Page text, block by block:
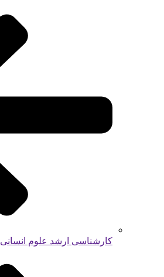
کارشناسی ارشد علوم انسانی